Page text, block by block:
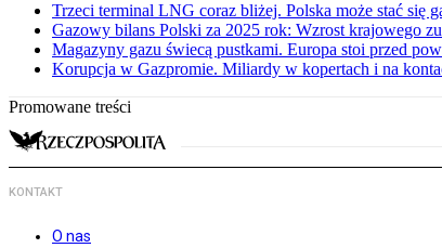
Trzeci terminal LNG coraz bliżej. Polska może stać się
Gazowy bilans Polski za 2025 rok: Wzrost krajowego
Magazyny gazu świecą pustkami. Europa stoi przed
Korupcja w Gazpromie. Miliardy w kopertach i na
Promowane treści
KONTAKT
O nas